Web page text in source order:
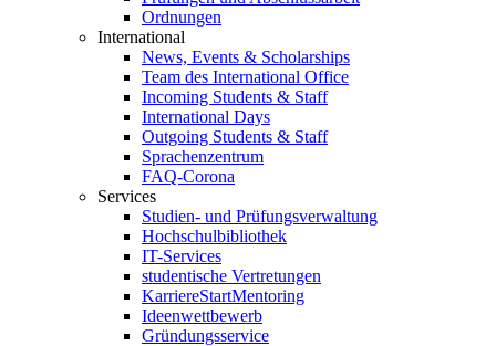
Ordnungen
International
News, Events & Scholarships
Team des International Office
Incoming Students & Staff
International Days
Outgoing Students & Staff
Sprachenzentrum
FAQ-Corona
Services
Studien- und Prüfungsverwaltung
Hochschulbibliothek
IT-Services
studentische Vertretungen
KarriereStartMentoring
Ideenwettbewerb
Gründungsservice